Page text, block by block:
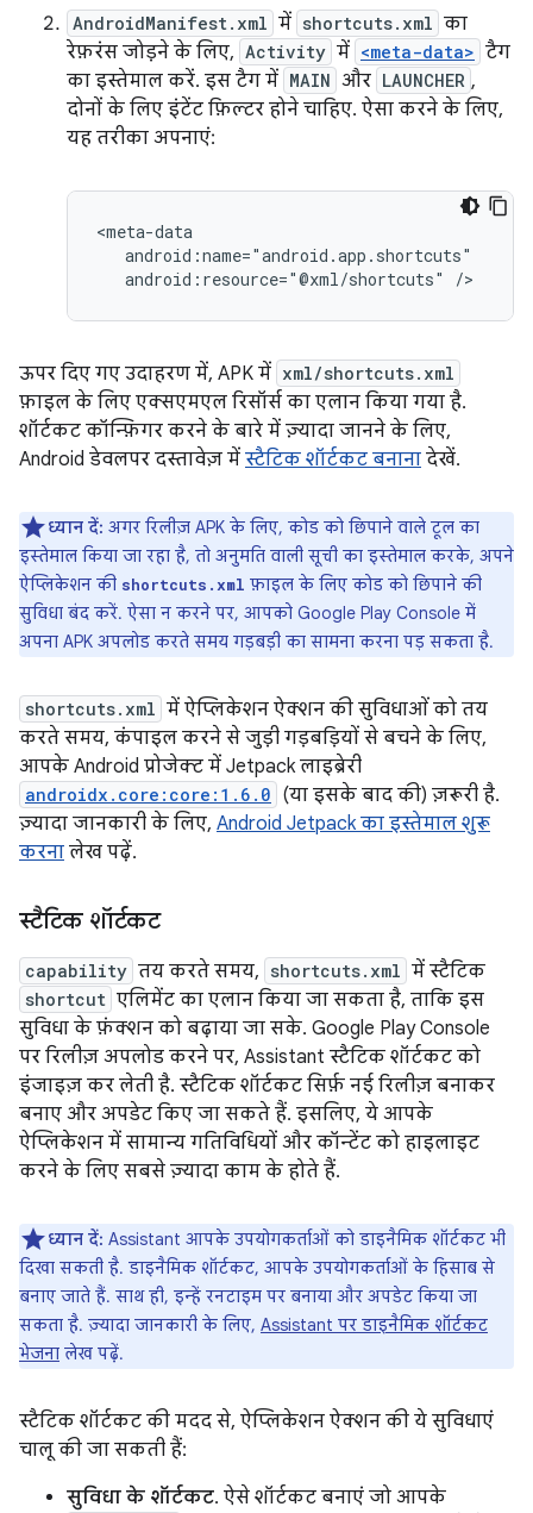
AndroidManifest.xml में shortcuts.xml का
रेफ़रंस जोड़ने के लिए, Activity में <meta-data> टैग
का इस्तेमाल करें. इस टैग में MAIN और LAUNCHER ,
दोनों के लिए इंटेंट फ़िल्टर होने चाहिए. ऐसा करने के लिए,
यह तरीका अपनाएं:
android:resource="@xml/shortcuts"
ऊपर दिए गए उदाहरण में, APK में xml/shortcuts.xml
फ़ाइल के लिए एक्सएमएल रिसॉर्स का एलान किया गया है.
शॉर्टकट कॉन्फ़िगर करने के बारे में ज़्यादा जानने के लिए,
Android डेवलपर दस्तावेज़ में स्टैटिक शॉर्टकट बनाना देखें.
ध्यान दें: अगर रिलीज़ APK के लिए, कोड को छिपाने वाले टूल का
इस्तेमाल किया जा रहा है, तो अनुमति वाली सूची का इस्तेमाल करके, अपने
ऐप्लिकेशन की shortcuts.xml फ़ाइल के लिए कोड को छिपाने की
सुविधा बंद करें. ऐसा न करने पर, आपको Google Play Console में
अपना APK अपलोड करते समय गड़बड़ी का सामना करना पड़ सकता है.
shortcuts.xml में ऐप्लिकेशन ऐक्शन की सुविधाओं को तय
करते समय, कंपाइल करने से जुड़ी गड़बड़ियों से बचने के लिए,
आपके Android प्रोजेक्ट में Jetpack लाइब्रेरी
androidx.core:core:1.6.0 (या इसके बाद की) ज़रूरी है.
ज़्यादा जानकारी के लिए, Android Jetpack का इस्तेमाल शुरू
करना लेख पढ़ें.
स्टैटिक शॉर्टकट
capability तय करते समय, shortcuts.xml में स्टैटिक
shortcut एलिमेंट का एलान किया जा सकता है, ताकि इस
सुविधा के फ़ंक्शन को बढ़ाया जा सके. Google Play Console
पर रिलीज़ अपलोड करने पर, Assistant स्टैटिक शॉर्टकट को
इंजाइज़ कर लेती है. स्टैटिक शॉर्टकट सिर्फ़ नई रिलीज़ बनाकर
बनाए और अपडेट किए जा सकते हैं. इसलिए, ये आपके
ऐप्लिकेशन में सामान्य गतिविधियों और कॉन्टेंट को हाइलाइट
करने के लिए सबसे ज़्यादा काम के होते हैं.
ध्यान दें: Assistant आपके उपयोगकर्ताओं को डाइनैमिक शॉर्टकट भी
दिखा सकती है. डाइनैमिक शॉर्टकट, आपके उपयोगकर्ताओं के हिसाब से
बनाए जाते हैं. साथ ही, इन्हें रनटाइम पर बनाया और अपडेट किया जा
सकता है. ज़्यादा जानकारी के लिए, Assistant पर डाइनैमिक शॉर्टकट
भेजना लेख पढ़ें.
स्टैटिक शॉर्टकट की मदद से, ऐप्लिकेशन ऐक्शन की ये सुविधाएं
चालू की जा सकती हैं:
सुविधा के शॉर्टकट. ऐसे शॉर्टकट बनाएं जो आपके